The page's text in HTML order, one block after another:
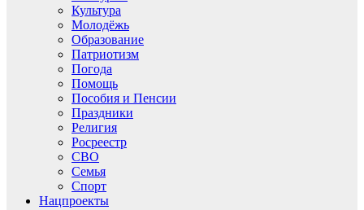
Культура
Молодёжь
Образование
Патриотизм
Погода
Помощь
Пособия и Пенсии
Праздники
Религия
Росреестр
СВО
Семья
Спорт
Нацпроекты